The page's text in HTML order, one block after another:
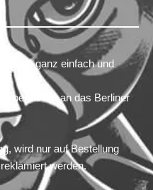
ganz einfach und
spende ich an das Berliner
wird nur auf Bestellung
werden.